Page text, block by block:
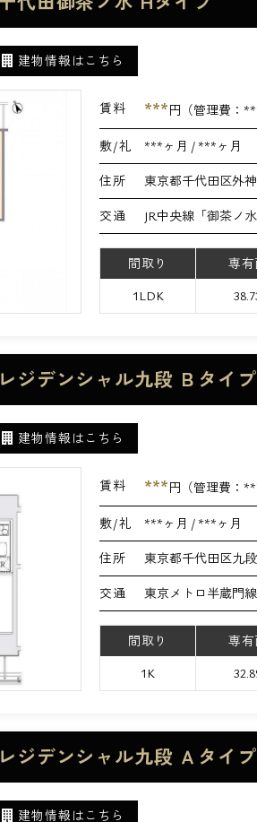
建物情報はこちら
賃料 ***円（管理費：
敷/礼 ***ヶ月 / ***ヶ月
住所 東京都千代田区外
交通 JR中央線「御茶ノ
間取り 専
1LDK
ジデンシャル九段 Ｂタイプ
建物情報はこちら
賃料 ***円（管理費：
敷/礼 ***ヶ月 / ***ヶ月
住所 東京都千代田区九
交通 東京メトロ半蔵門
間取り 専
1K
ジデンシャル九段 Ａタイプ
建物情報はこちら